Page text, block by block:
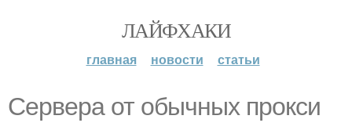
ЛАЙФХАКИ
главная новости статьи
Сервера от обычных прокси